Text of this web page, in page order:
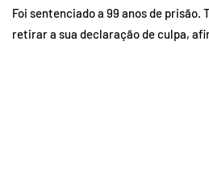
Foi sentenciado a 99 anos de prisão.
retirar a sua declaração de culpa,